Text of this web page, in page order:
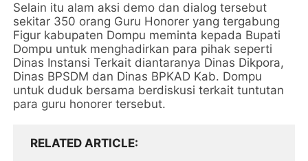
Selain itu alam aksi demo dan dialog tersebut
sekitar 350 orang Guru Honorer yang tergabung
Figur kabupaten Dompu meminta kepada Bupati
Dompu untuk menghadirkan para pihak seperti
Dinas Instansi Terkait diantaranya Dinas Dikpora,
Dinas BPSDM dan Dinas BPKAD Kab. Dompu
untuk duduk bersama berdiskusi terkait tuntutan
para guru honorer tersebut.
RELATED ARTICLE